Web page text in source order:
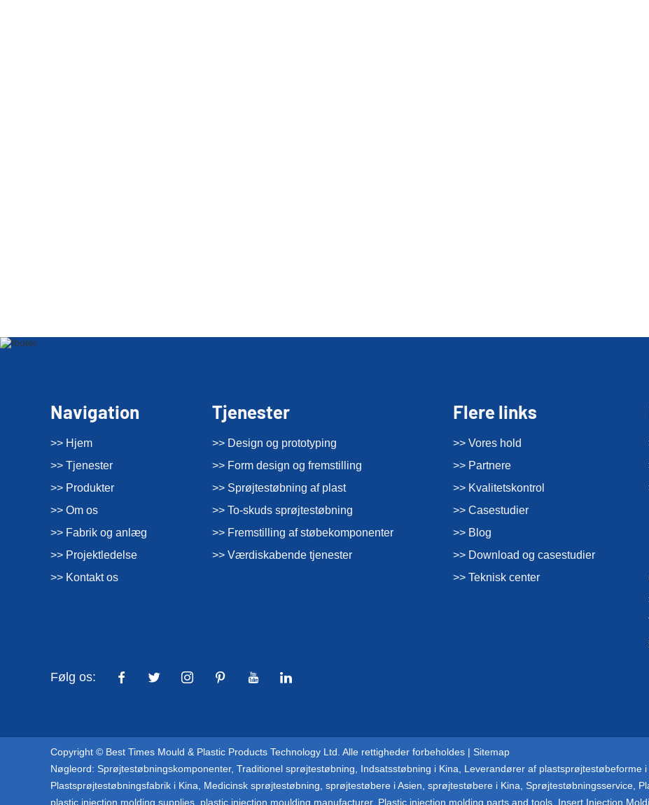
Navigation
>> Hjem
>> Tjenester
>> Produkter
>> Om os
>> Fabrik og anlæg
>> Projektledelse
>> Kontakt os
Tjenester
>> Design og prototyping
>> Form design og fremstilling
>> Sprøjtestøbning af plast
>> To-skuds sprøjtestøbning
>> Fremstilling af støbekomponenter
>> Værdiskabende tjenester
Flere links
>> Vores hold
>> Partnere
>> Kvalitetskontrol
>> Casestudier
>> Blog
>> Download og casestudier
>> Teknisk center
Følg os:
Copyright © Best Times Mould & Plastic Products Technology Ltd. Alle rettigheder forbeholdes | Sitemap
Nøgleord: Sprøjtestøbningskomponenter, Traditionel sprøjtestøbning Indsatsstøbning i Kina Leverandører af plastsprøjtestøbeforme i
Plastsprøjtestøbningsfabrik i Kina
Medicinsk sprøjtestøbning sprøjtestøbere i Asien sprøjtestøbere i Kina Sprøjtestøbningsservice
plastic injection molding supplies plastic injection moulding manufacturer, Plastic injection molding parts and tools Insert Injection